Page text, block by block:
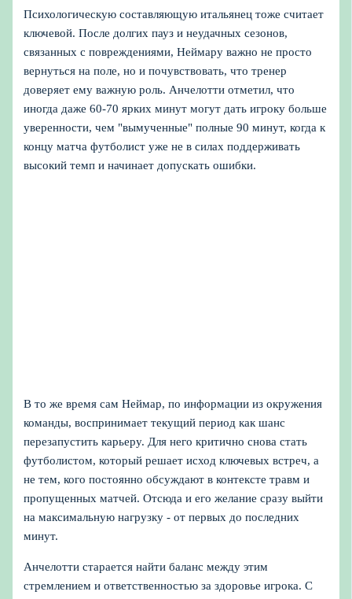
Психологическую составляющую итальянец тоже считает
ключевой. После долгих пауз и неудачных сезонов,
связанных с повреждениями, Неймару важно не просто
вернуться на поле, но и почувствовать, что тренер
доверяет ему важную роль. Анчелотти отметил, что
иногда даже 60-70 ярких минут могут дать игроку больше
уверенности, чем "вымученные" полные 90 минут, когда к
концу матча футболист уже не в силах поддерживать
высокий темп и начинает допускать ошибки.
В то же время сам Неймар, по информации из окружения
команды, воспринимает текущий период как шанс
перезапустить карьеру. Для него критично снова стать
футболистом, который решает исход ключевых встреч, а
не тем, кого постоянно обсуждают в контексте травм и
пропущенных матчей. Отсюда и его желание сразу выйти
на максимальную нагрузку - от первых до последних
минут.
Анчелотти старается найти баланс между этим
стремлением и ответственностью за здоровье игрока. С